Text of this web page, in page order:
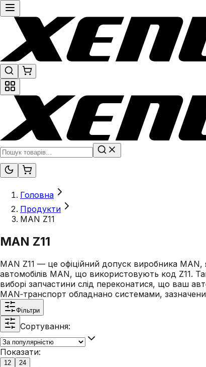
Головна
Продукти
MAN Z11
MAN Z11
MAN Z11 — це офіційний допуск виробника
автомобілів MAN, що використовують код Z11.
виборі запчастини слід переконатися, що ваш
MAN‑транспорт обладнано системами,
Фільтри
Сортування:
Показати:
12 24